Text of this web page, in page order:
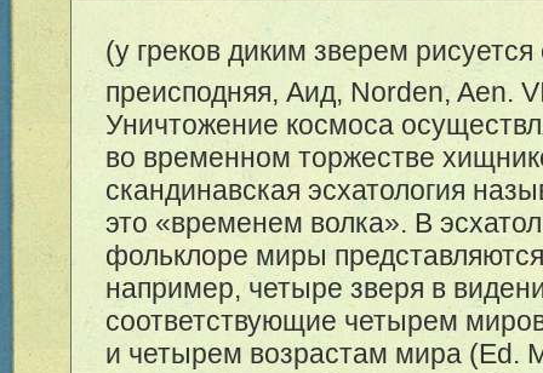
(у греков диким зверем
преисподняя, Аид, Norden, Aen.
Уничтожение космоса
во временном торжестве
скандинавская эсхатология
это «временем волка». В
фольклоре миры
например, четыре зверя в
соответствующие четырем
и четырем возрастам мира (Ed.